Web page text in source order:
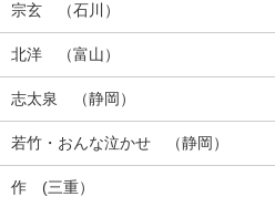
宗玄 （石川）
北洋 （富山）
志太泉 （静岡）
若竹・おんな泣かせ （静岡）
作 (三重）